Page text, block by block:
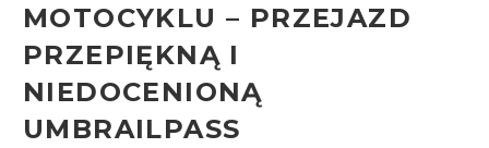
MOTOCYKLU – PRZEJAZD
PRZEPIĘKNĄ I
NIEDOCENIONĄ
UMBRAILPASS